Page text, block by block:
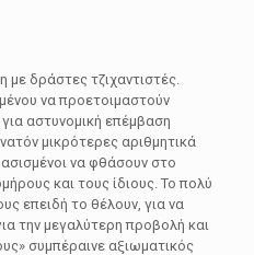
δράστες τζιχαντιστές.
να προετοιμαστούν
αστυνομική επέμβαση
μικρότερες αριθμητικά
να φθάσουν στο
και τους ίδιους. Το πολύ
επειδή το θέλουν, για να
την μεγαλύτερη προβολή και
συμπέραινε αξιωματικός